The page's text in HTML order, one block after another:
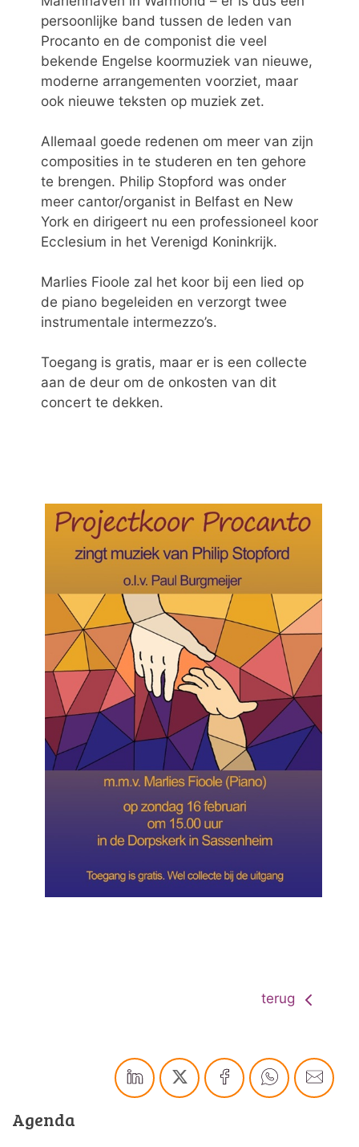
persoonlijke band tussen de leden van
Procanto en de componist die veel
bekende Engelse koormuziek van nieuwe,
moderne arrangementen voorziet, maar
ook nieuwe teksten op muziek zet.
Allemaal goede redenen om meer van zijn
composities in te studeren en ten gehore
te brengen. Philip Stopford was onder
meer cantor/organist in Belfast en New
York en dirigeert nu een professioneel koor
Ecclesium in het Verenigd Koninkrijk.
Marlies Fioole zal het koor bij een lied op
de piano begeleiden en verzorgt twee
instrumentale intermezzo’s.
Toegang is gratis, maar er is een collecte
aan de deur om de onkosten van dit
concert te dekken.
terug
Agenda